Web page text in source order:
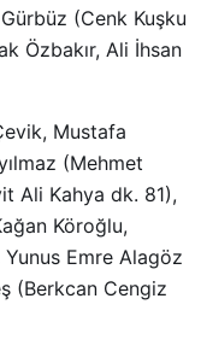
(Cenk Kuşku
Özbakır, Ali İhsan
Mustafa
(Mehmet
Ali Kahya dk. 81),
Köroğlu,
Emre Alagöz
(Berkcan Cengiz